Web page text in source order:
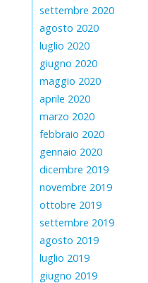
settembre 2020
agosto 2020
luglio 2020
giugno 2020
maggio 2020
aprile 2020
marzo 2020
febbraio 2020
gennaio 2020
dicembre 2019
novembre 2019
ottobre 2019
settembre 2019
agosto 2019
luglio 2019
giugno 2019